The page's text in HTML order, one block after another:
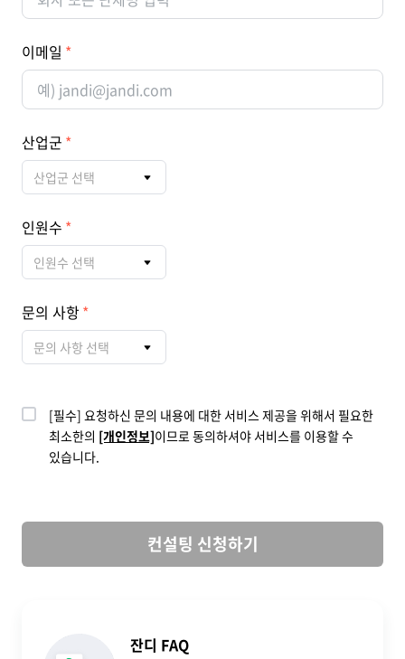
이메일
산업군
산업군 선택
인원수
인원수 선택
문의 사항
문의 사항 선택
[필수] 요청하신 문의 내용에 대한 서비스 제공을 위해서 필요한
최소한의 [개인정보]이므로 동의하셔야 서비스를 이용할 수
있습니다.
컨설팅 신청하기
잔디 FAQ